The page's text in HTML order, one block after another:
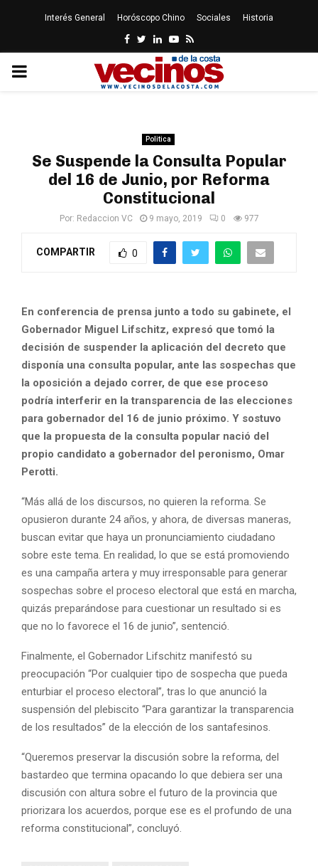
Interés General Horóscopo Chino Sociales Historia
Facebook
Twitter
LinkedinYoutube
Rss
PRIMARY
Politica
Se Suspende la Consulta Popular
del 16 de Junio, por Reforma
Constitucional
Por: Redaccion VC 9 mayo, 2019 0 977
COMPARTIR 0
En conferencia de prensa junto a todo su gabinete, el
Gobernador Miguel Lifschitz, expresó que tomó la
decisión de suspender la aplicación del decreto que
disponía una consulta popular, ante las sospechas que
la oposición a dejado correr, de que ese proceso
podría interferir en la transparencia de las elecciones
para gobernador del 16 de junio próximo. Y sostuvo
que la propuesta de la consulta popular nació del
propio candidato a gobernador del peronismo, Omar
Perotti.
“Más allá de los discursos, no quieren la reforma. Se
opusieron durante 24 años, y ahora, de diversas maneras,
buscan evitar que haya un pronunciamiento ciudadano
sobre este tema. En realidad, lo que se está promoviendo
es una campaña artera y muy irresponsable para generar
sospechas sobre el proceso electoral que está en marcha,
quizás preparándose para cuestionar un resultado si es
que no lo favorece el 16 de junio”, sentenció.
Finalmente, el Gobernador Lifschitz manifestó su
preocupación “Por cualquier tipo de sospecha que pueda
enturbiar el proceso electoral”, tras lo que anunció la
suspensión del plebiscito “Para garantizar la transparencia
de los resultados” de la elección de los santafesinos.
“Queremos preservar la discusión sobre la reforma, del
bastardeo que termina opacando lo que debiera ser una
discusión con altura sobre el futuro de la provincia que
priorizara los acuerdos, porque ese es el profundo de una
reforma constitucional”, concluyó.